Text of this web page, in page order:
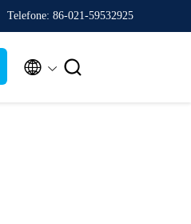
Telefone: 86-021-59532925
 